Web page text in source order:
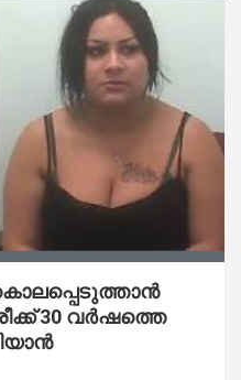
30 വർഷത്തെ